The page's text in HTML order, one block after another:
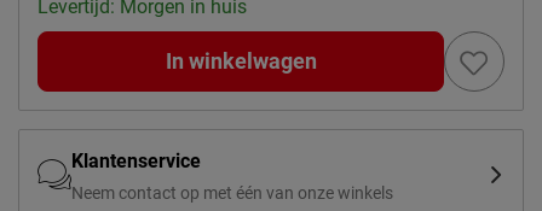
Levertijd: Morgen in huis
In winkelwagen
Klantenservice
Neem contact op met één van onze winkels